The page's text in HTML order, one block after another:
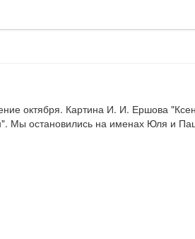
октября. Картина И. И. Ершова
Мы остановились на именах Юля и